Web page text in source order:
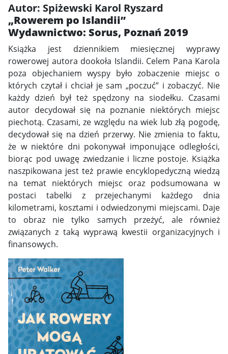
Autor: Spiżewski Karol Ryszard
„Rowerem po Islandii”
Wydawnictwo: Sorus, Poznań 2019
Książka jest dziennikiem miesięcznej wyprawy
rowerowej autora dookoła Islandii. Celem Pana Karola
poza objechaniem wyspy było zobaczenie miejsc o
których czytał i chciał je sam „poczuć” i zobaczyć. Nie
każdy dzień był też spędzony na siodełku. Czasami
autor decydował się na poznanie niektórych miejsc
piechotą. Czasami, ze względu na wiek lub złą pogodę,
decydował się na dzień przerwy. Nie zmienia to faktu,
że w niektóre dni pokonywał imponujące odległości,
biorąc pod uwagę zwiedzanie i liczne postoje. Książka
naszpikowana jest też prawie encyklopedyczną wiedzą
na temat niektórych miejsc oraz podsumowana w
postaci tabelki z przejechanymi każdego dnia
kilometrami, kosztami i odwiedzonymi miejscami. Daje
to obraz nie tylko samych przeżyć, ale również
związanych z taką wyprawą kwestii organizacyjnych i
finansowych.